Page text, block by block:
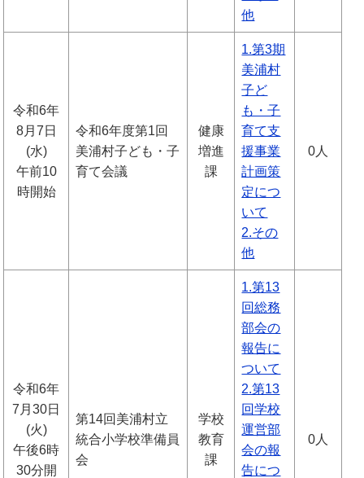
他
令和6年
8月7日
(水)
午前10
時開始
令和6年度第1回
美浦村子ども・子
育て会議
健康
増進
課
1.第3期
美浦村
子ど
も・子
育て支
援事業
計画策
定につ
いて
2.その
他
0人
令和6年
7月30日
(火)
午後6時
30分開
第14回美浦村立
統合小学校準備員
会
学校
教育
課
1.第13
回総務
部会の
報告に
ついて
2.第13
回学校
運営部
会の報
告につ
0人